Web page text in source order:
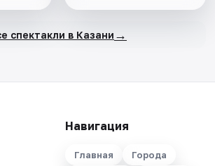
спектакли в Казани →
Навигация
Главная Города